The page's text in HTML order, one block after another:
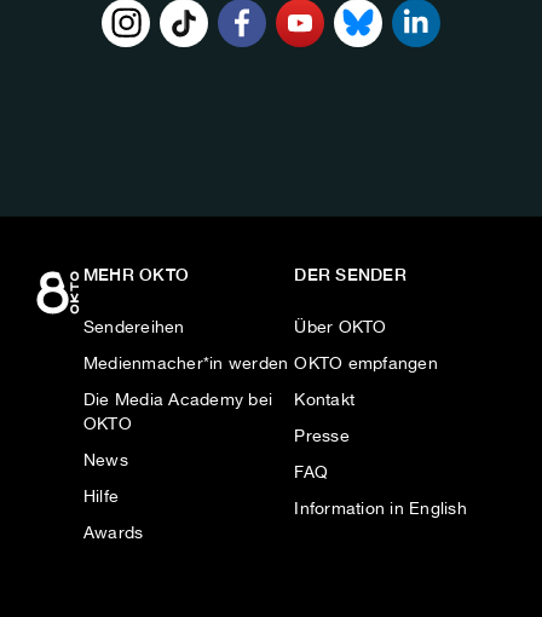
MEHR OKTO
Sendereihen
Medienmacher*in werden
Die Media Academy bei
OKTO
News
Hilfe
Awards
DER SENDER
Über OKTO
OKTO empfangen
Kontakt
Presse
FAQ
Information in English